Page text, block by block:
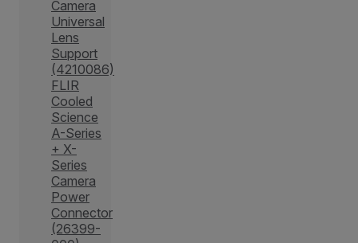
Camera
Universal
Lens
Support
(4210086)
FLIR
Cooled
Science
A-Series
+ X-
Series
Camera
Power
Connector
(26399-